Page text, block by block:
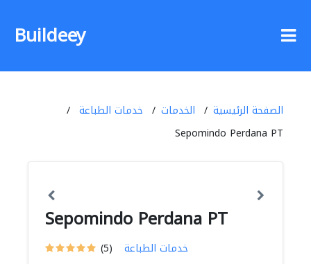
Buildeey
الصفحة الرئيسية الخدمات
خدمات الطباعة
Sepomindo Perdana PT
Sepomindo Perdana PT
(5) خدمات الطباعة